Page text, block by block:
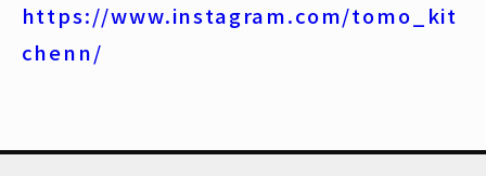
https://www.instagram.com/tomo_kit
chenn/